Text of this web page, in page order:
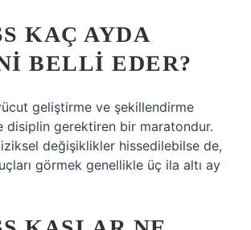
KAÇ AYDA
BELLI EDER?
geliştirme ve şekillendirme
disiplin gerektiren bir maratondur.
değişiklikler hissedilebilse de,
görmek genellikle üç ila altı ay